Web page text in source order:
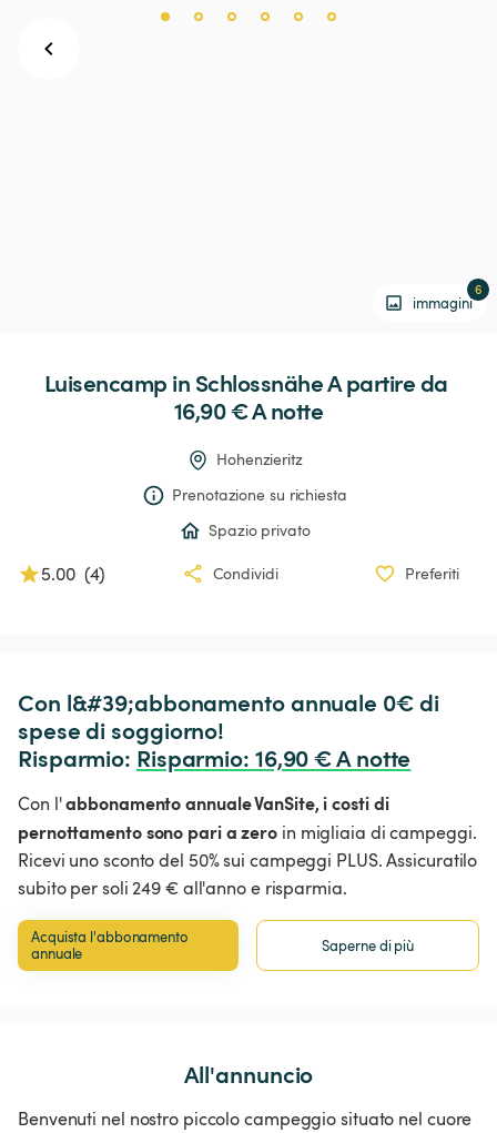
immagini
6
Luisencamp in Schlossnähe A partire da
16,90 € A notte
Hohenzieritz
Prenotazione su richiesta
Spazio privato
5.00 (4) Condividi Preferiti
Con l&#39;abbonamento annuale 0€ di
spese di soggiorno!
Risparmio: Risparmio: 16,90 € A notte
Con l'abbonamento annuale VanSite, i costi di
pernottamento sono pari a zero in migliaia di campeggi.
Ricevi uno sconto del 50% sui campeggi PLUS. Assicuratilo
subito per soli 249 € all'anno e risparmia.
Acquista l'abbonamento
annuale
Saperne di più
All'annuncio
Benvenuti nel nostro piccolo campeggio situato nel cuore